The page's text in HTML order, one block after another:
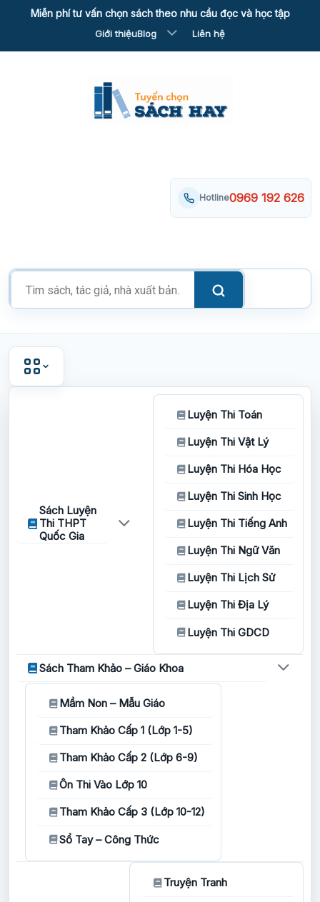
Miễn phí tư vấn chọn sách theo nhu cầu đọc và học tập
Giới thiệuBlog Liên hệ
Tìm
kiếm
phẩm
Hotline0969 192 626
Sách Luyện
Thi THPT
Quốc Gia
Luyện Thi Toán
Luyện Thi Vật Lý
Luyện Thi Hóa Học
Luyện Thi Sinh Học
Luyện Thi Tiếng Anh
Luyện Thi Ngữ Văn
Luyện Thi Lịch Sử
Luyện Thi Địa Lý
Luyện Thi GDCD
Sách Tham Khảo – Giáo Khoa
Mầm Non – Mẫu Giáo
Tham Khảo Cấp 1 (Lớp 1-5)
Tham Khảo Cấp 2 (Lớp 6-9)
Ôn Thi Vào Lớp 10
Tham Khảo Cấp 3 (Lớp 10-12)
Sổ Tay – Công Thức
Truyện Tranh